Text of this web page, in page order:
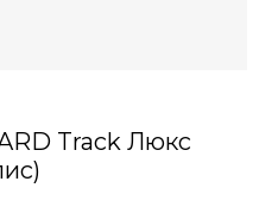
Track Люкс